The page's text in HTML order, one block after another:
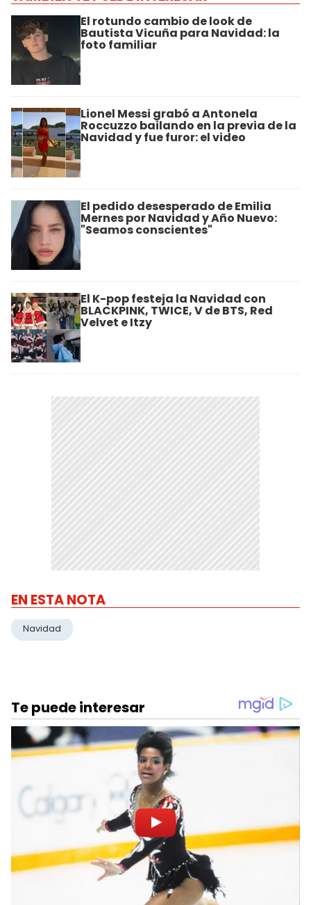
El rotundo cambio de look de
Bautista Vicuña para Navidad: la
foto familiar
Lionel Messi grabó a Antonela
Roccuzzo bailando en la previa de la
Navidad y fue furor: el video
El pedido desesperado de Emilia
Mernes por Navidad y Año Nuevo:
"Seamos conscientes"
El K-pop festeja la Navidad con
BLACKPINK, TWICE, V de BTS, Red
Velvet e Itzy
EN ESTA NOTA
Navidad